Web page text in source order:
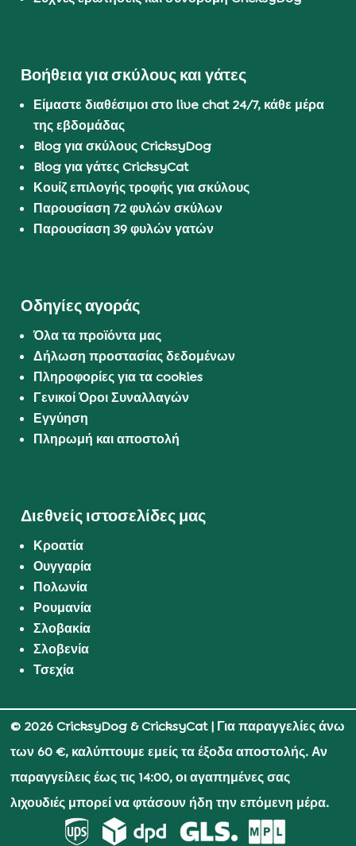
Βοήθεια για σκύλους και γάτες
Είμαστε διαθέσιμοι στο live chat 24/7, κάθε μέρα
της εβδομάδας
Blog για σκύλους CricksyDog
Blog για γάτες CricksyCat
Κουίζ επιλογής τροφής για σκύλους
Παρουσίαση 72 φυλών σκύλων
Παρουσίαση 39 φυλών γατών
Οδηγίες αγοράς
Όλα τα προϊόντα μας
Δήλωση προστασίας δεδομένων
Πληροφορίες για τα cookies
Γενικοί Όροι Συναλλαγών
Εγγύηση
Πληρωμή και αποστολή
Διεθνείς ιστοσελίδες μας
Κροατία
Ουγγαρία
Πολωνία
Ρουμανία
Σλοβακία
Σλοβενία
Τσεχία
© 2026 CricksyDog & CricksyCat| Για παραγγελίες άνω
των 60 €, καλύπτουμε εμείς τα έξοδα αποστολής. Αν
παραγγείλεις έως τις 14:00, οι αγαπημένες σας
λιχουδιές μπορεί να φτάσουν ήδη την επόμενη μέρα.